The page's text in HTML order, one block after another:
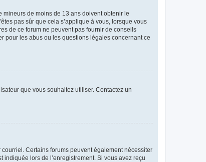
de moins de 13 ans doivent obtenir le
pas sûr que cela s’applique à vous, lorsque vous
de ce forum ne peuvent pas fournir de conseils
pour les abus ou les questions légales concernant ce
que vous souhaitez utiliser. Contactez un
Certains forums peuvent également nécessiter
lors de l’enregistrement. Si vous avez reçu